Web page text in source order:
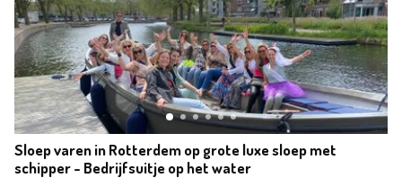
Sloep varen in Rotterdem op grote luxe sloep met
schipper - Bedrijfsuitje op het water